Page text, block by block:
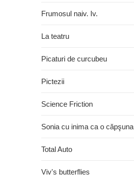
Frumosul naiv. Iv.
La teatru
Picaturi de curcubeu
Pictezii
Science Friction
Sonia cu inima ca o căpşuna
Total Auto
Viv's butterflies